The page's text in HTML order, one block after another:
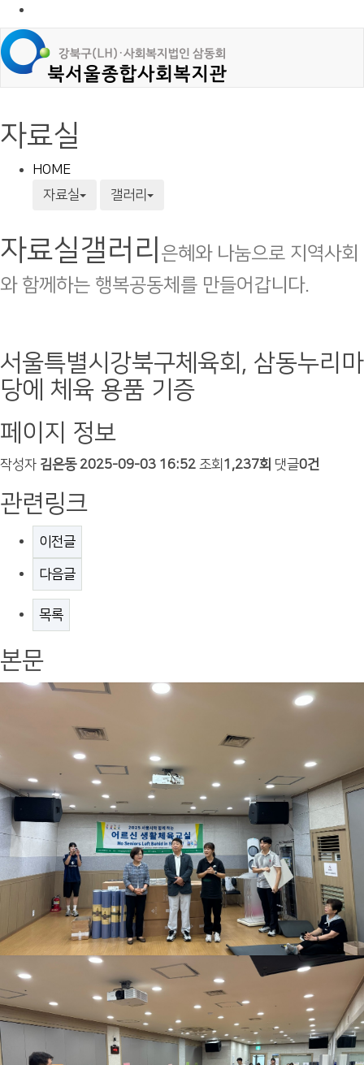
자료실
HOME
자료실
갤러리
자료실갤러리 은혜와 나눔으로 지역사회
와 함께하는 행복공동체를 만들어갑니다.
서울특별시강북구체육회, 삼동누리마
당에 체육 용품 기증
페이지 정보
작성자 김은동 2025-09-03 16:52 조회 1,237회 댓글0건
관련링크
이전글
다음글
목록
본문